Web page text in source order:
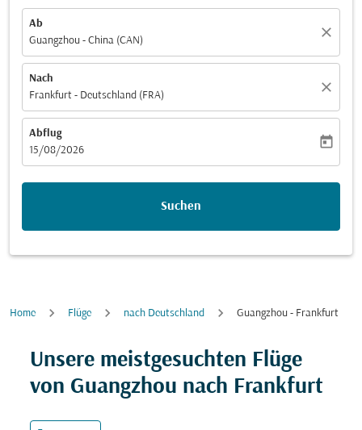
Ab
Guangzhou - China (CAN)
close
Nach
Frankfurt - Deutschland (FRA)
close
Abflug
fc-booking-departure-date-aria-label
15/08/2026
today
Suchen
Home Flüge nach Deutschland Guangzhou - Frankfurt
Unsere meistgesuchten Flüge
von Guangzhou nach Frankfurt
Versuchen Sie, Ihre Route (Ursprung und/oder Ziel)